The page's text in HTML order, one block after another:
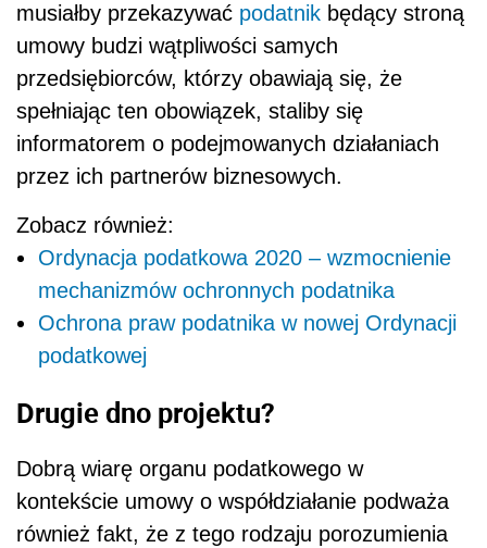
musiałby przekazywać podatnik będący stroną
umowy budzi wątpliwości samych
przedsiębiorców, którzy obawiają się, że
spełniając ten obowiązek, staliby się
informatorem o podejmowanych działaniach
przez ich partnerów biznesowych.
Zobacz również:
Ordynacja podatkowa 2020 – wzmocnienie
mechanizmów ochronnych podatnika
Ochrona praw podatnika w nowej Ordynacji
podatkowej
Drugie dno projektu?
Dobrą wiarę organu podatkowego w
kontekście umowy o współdziałanie podważa
również fakt, że z tego rodzaju porozumienia